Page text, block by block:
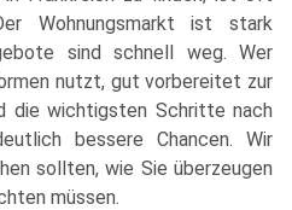
Wohnungsmarkt ist stark
sind schnell weg. Wer
nutzt, gut vorbereitet zur
die wichtigsten Schritte nach
bessere Chancen. Wir
sollten, wie Sie überzeugen
müssen.